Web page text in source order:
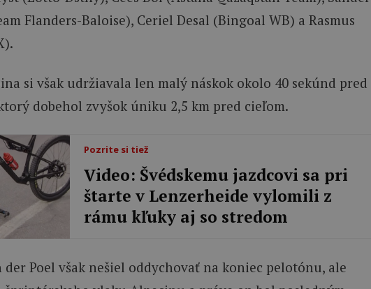
Flanders-Baloise), Ceriel Desal (Bingoal WB) a Rasmus
si však udržiavala len malý náskok okolo 40 sekúnd pred
dobehol zvyšok úniku 2,5 km pred cieľom.
Pozrite si tiež
Video: Švédskemu jazdcovi sa pri
štarte v Lenzerheide vylomili z
rámu kľuky aj so stredom
Poel však nešiel oddychovať na koniec pelotónu, ale